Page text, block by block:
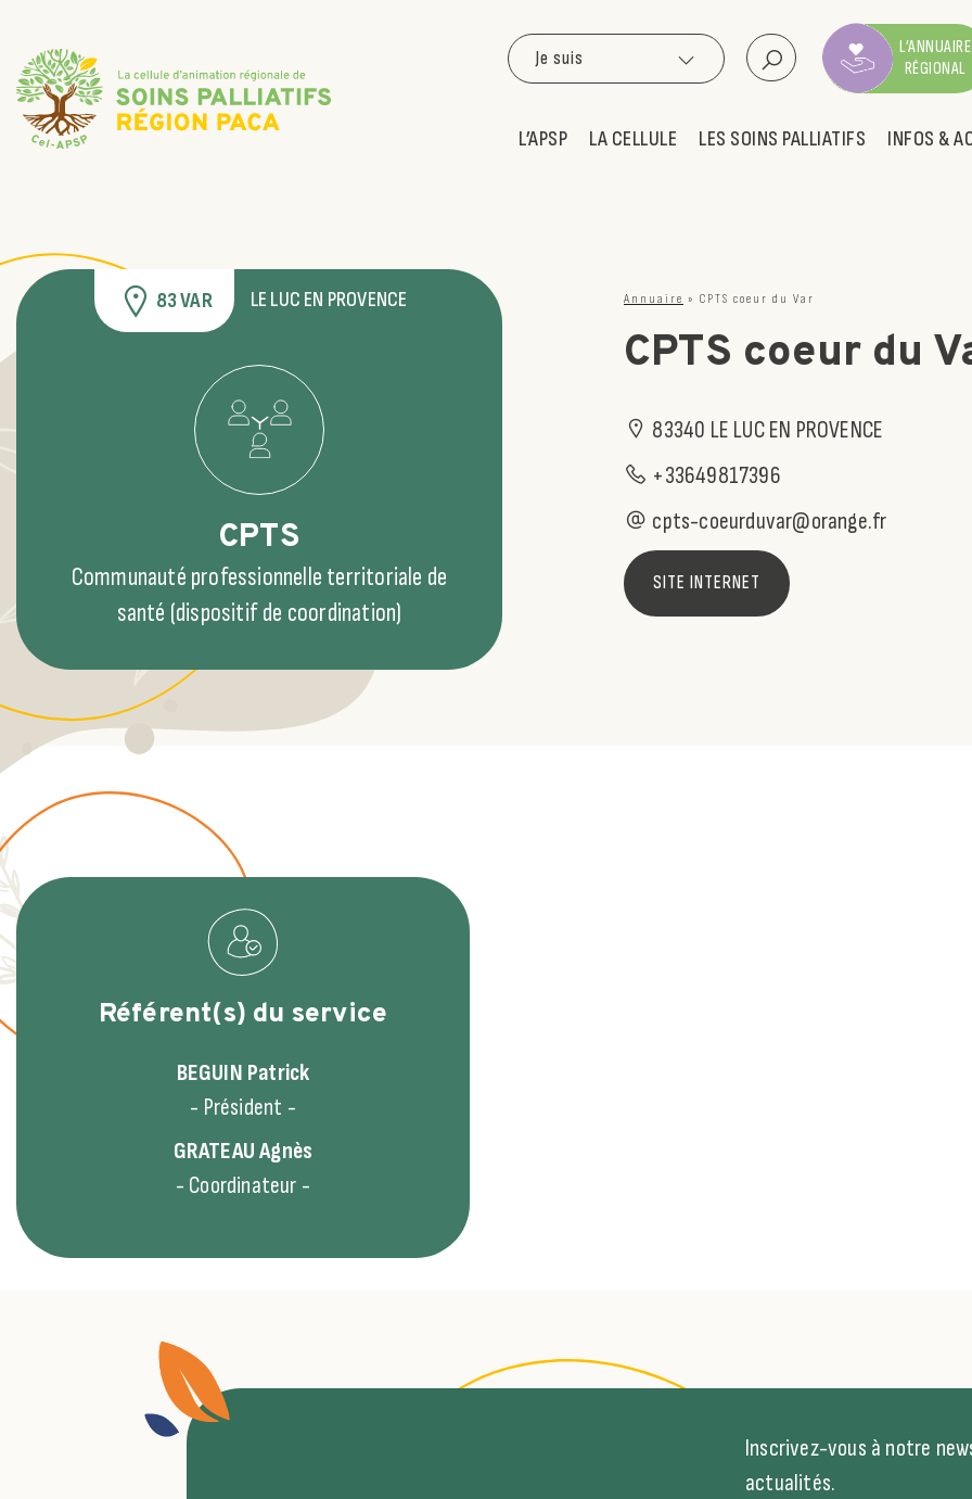
L’APSP LA CELLULE LES SOINS PALLIATIFS INFOS &
Je suis
L’ANNUAIRE
RÉGIONAL
83 VAR LE LUC EN PROVENCE
CPTS
Communauté professionnelle territoriale de
santé (dispositif de coordination)
Annuaire » CPTS coeur du Var
CPTS coeur du
83340 LE LUC EN PROVENCE
+33649817396
cpts-coeurduvar@orange.fr
SITE INTERNET
Référent(s) du service
BEGUIN Patrick
- Président -
GRATEAUAgnès
- Coordinateur -
Inscrivez-vous à notre
actualités.